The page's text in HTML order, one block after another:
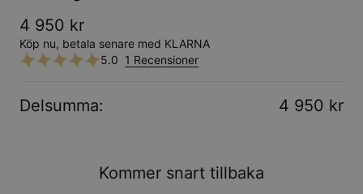
4 950 kr
Köp nu, betala senare med KLARNA
5.0 1 Recensioner
Delsumma: 4 950 kr
Kommer snart tillbaka